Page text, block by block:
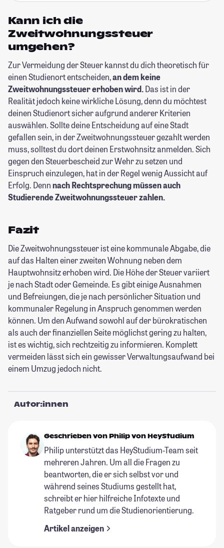
Kann ich die
Zweitwohnungssteuer
umgehen?
Zur Vermeidung der Steuer kannst du dich theoretisch für
einen Studienort entscheiden,an dem keine
Zweitwohnungssteuer erhoben wird.Das ist in der
Realität jedoch keine wirkliche Lösung, denn du möchtest
deinen Studienort sicher aufgrund anderer Kriterien
auswählen. Sollte deine Entscheidung auf eine Stadt
gefallen sein, in der Zweitwohnungssteuer gezahlt werden
muss, solltest du dort deinen Erstwohnsitz anmelden. Sich
gegen den Steuerbescheid zur Wehr zu setzen und
Einspruch einzulegen, hat in der Regel wenig Aussicht auf
Erfolg. Dennnach Rechtsprechung müssen auch
Studierende Zweitwohnungssteuer zahlen.
Fazit
Die Zweitwohnungssteuer ist eine kommunale Abgabe, die
auf das Halten einer zweiten Wohnung neben dem
Hauptwohnsitz erhoben wird. Die Höhe der Steuer variiert
je nach Stadt oder Gemeinde. Es gibt einige Ausnahmen
und Befreiungen, die je nach persönlicher Situation und
kommunaler Regelung in Anspruch genommen werden
können. Um den Aufwand sowohl auf der bürokratischen
als auch der finanziellen Seite möglichst gering zu halten,
ist es wichtig, sich rechtzeitig zu informieren. Komplett
vermeiden lässt sich ein gewisser Verwaltungsaufwand bei
einem Umzug jedoch nicht.
Autor:innen
Geschrieben von Philip von HeyStudium
Philip unterstützt das HeyStudium-Team seit
mehreren Jahren. Um all die Fragen zu
beantworten, die er sich selbst vor und
während seines Studiums gestellt hat,
schreibt er hier hilfreiche Infotexte und
Ratgeber rund um die Studienorientierung.
Artikel anzeigen